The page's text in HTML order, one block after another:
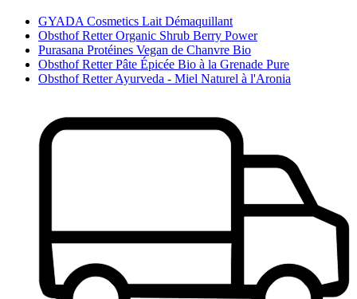
GYADA Cosmetics Lait Démaquillant
Obsthof Retter Organic Shrub Berry Power
Purasana Protéines Vegan de Chanvre Bio
Obsthof Retter Pâte Épicée Bio à la Grenade Pure
Obsthof Retter Ayurveda - Miel Naturel à l'Aronia